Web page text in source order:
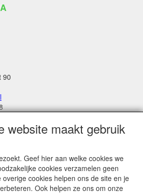
90
inclusief 21% BTW
website maakt gebruik
Geef hier aan welke cookies we
cookies verzamelen geen
cookies helpen ons de site en je
Ook helpen ze ons om onze